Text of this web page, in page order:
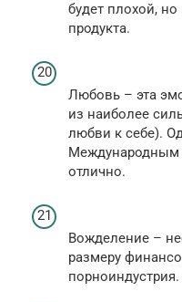
будет плохой,
продукта.
Любовь – эта
из наиболее
любви к себе).
Международным
отлично.
Вожделение –
размеру
порноиндустрия.